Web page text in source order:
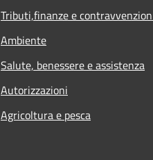
Tributi,finanze e
Ambiente
Salute, benessere e assistenza
Autorizzazioni
Agricoltura e pesca